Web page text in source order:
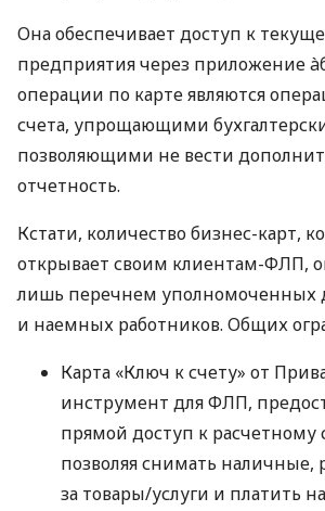
Она обеспечивает доступ к
предприятия через приложение
операции по карте являются
счета, упрощающими
позволяющими не вести
отчетность.
Кстати, количество бизнес-карт,
открывает своим клиентам-ФЛП,
лишь перечнем уполномоченных
и наемных работников. Общих
Карта «Ключ к счету» от
инструмент для ФЛП,
прямой доступ к расчетному
позволяя снимать наличные,
за товары/услуги и платить